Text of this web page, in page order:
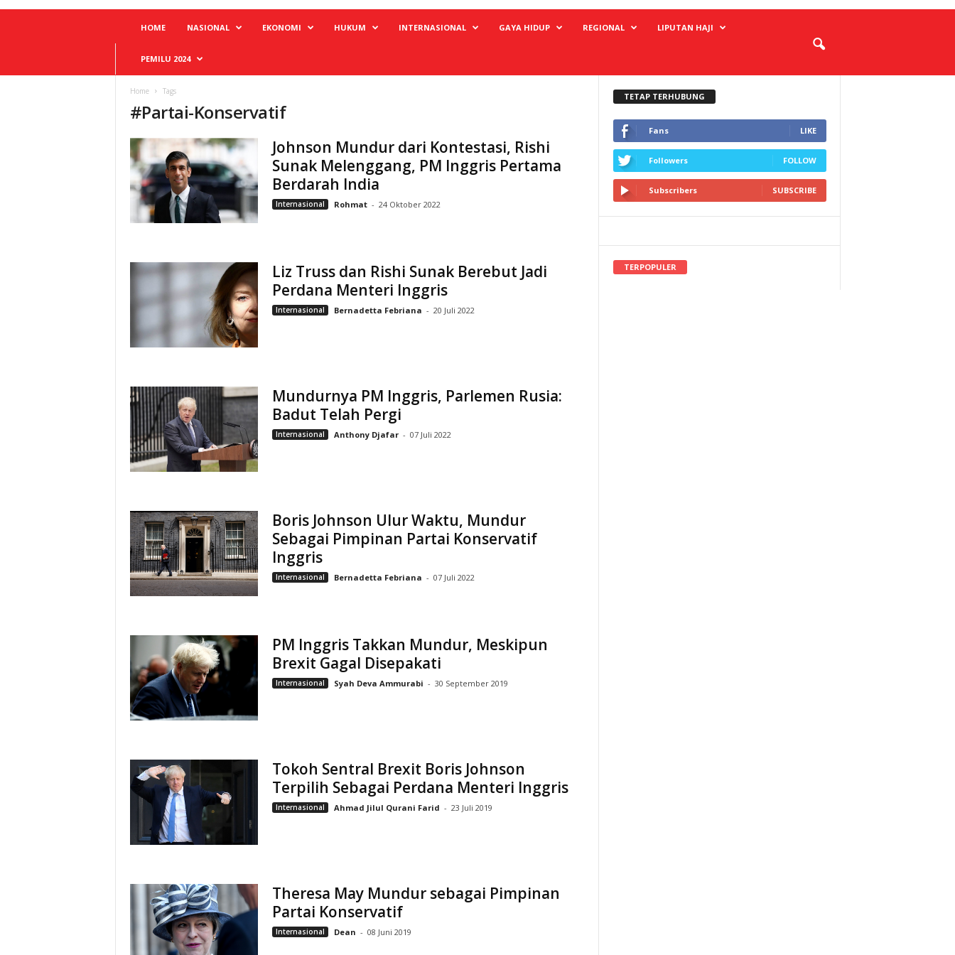
HOME NASIONAL EKONOMI HUKUM INTERNASIONAL GAYA HIDUP REGIONAL LIPUTAN HAJI
PEMILU 2024
Home Tags
#Partai-Konservatif
Johnson Mundur dari Kontestasi, Rishi
Sunak Melenggang, PM Inggris Pertama
Berdarah India
Internasional Rohmat - 24 Oktober 2022
Liz Truss dan Rishi Sunak Berebut Jadi
Perdana Menteri Inggris
Internasional Bernadetta Febriana - 20 Juli 2022
Mundurnya PM Inggris, Parlemen Rusia:
Badut Telah Pergi
Internasional Anthony Djafar - 07 Juli 2022
Boris Johnson Ulur Waktu, Mundur
Sebagai Pimpinan Partai Konservatif
Inggris
Internasional Bernadetta Febriana - 07 Juli 2022
PM Inggris Takkan Mundur, Meskipun
Brexit Gagal Disepakati
Internasional Syah Deva Ammurabi - 30 September 2019
Tokoh Sentral Brexit Boris Johnson
Terpilih Sebagai Perdana Menteri Inggris
Internasional Ahmad Jilul Qurani Farid - 23 Juli 2019
Theresa May Mundur sebagai Pimpinan
Partai Konservatif
Internasional Dean - 08 Juni 2019
TETAP TERHUBUNG
Fans LIKE
Followers FOLLOW
Subscribers SUBSCRIBE
TERPOPULER